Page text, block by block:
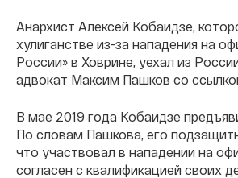
Анархист Алексей Кобаидзе,
хулиганстве из-за нападения на
России» в Ховрине, уехал из
адвокат Максим Пашков со
В мае 2019 года Кобаидзе
По словам Пашкова, его
что участвовал в нападении на
согласен с квалификацией своих